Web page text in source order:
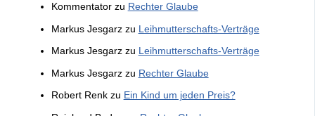
Kommentatorzu Rechter Glaube
Markus Jesgarzzu Leihmutterschafts-Verträge
Markus Jesgarzzu Leihmutterschafts-Verträge
Markus Jesgarzzu Rechter Glaube
Robert Renkzu Ein Kind um jeden Preis?